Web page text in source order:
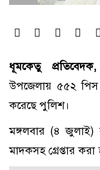
ধূমকেতু
উপজেলায় ৫৫২ পিস
করেছে পুলিশ।
মঙ্গলবার (৪ জুলাই)
মাদকসহ গ্রেপ্তার করা